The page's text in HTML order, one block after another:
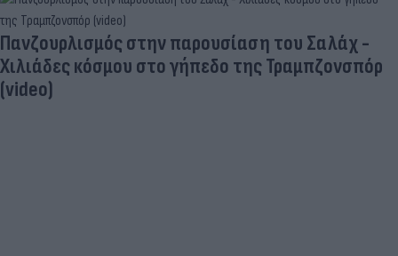
Πανζουρλισμός στην παρουσίαση του Σαλάχ -
Χιλιάδες κόσμου στο γήπεδο της Τραμπζονσπόρ
(video)